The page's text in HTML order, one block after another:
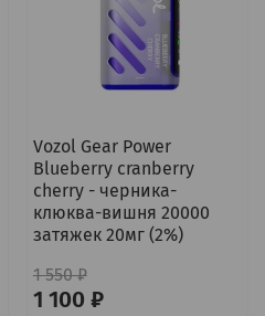
Vozol Gear Power
Blueberry cranberry
cherry - черника-
клюква-вишня 20000
затяжек 20мг (2%)
1 550 ₽
1 100 ₽